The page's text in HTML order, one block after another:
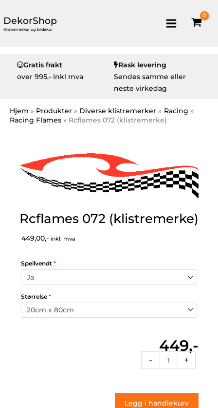
DekorShop
Klistremerker og bildekor
Gratis frakt
over 995,- inkl mva
Rask levering
Sendes samme eller
neste virkedag
Hjem Produkter Diverse klistremerker
Racing
Racing Flames
Rcflames 072 (klistremerke)
Rcflames 072 (klistremerke)
449,00,- inkl. mva
Speilvendt *
Størrelse *
449,-
-
Rcflames
072
antall
+
Legg i handlekurv